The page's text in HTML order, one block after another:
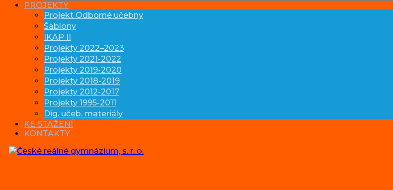
PROJEKTY
Projekt Odborné učebny
Šablony
IKAP II
Projekty 2022–2023
Projekty 2021-2022
Projekty 2019-2020
Projekty 2018-2019
Projekty 2012-2017
Projekty 1995-2011
Dig. učeb. materiály
KE STAŽENÍ
KONTAKTY